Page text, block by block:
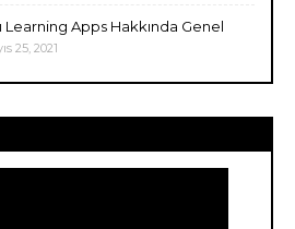
Learning Apps Hakkında Genel
25, 2021